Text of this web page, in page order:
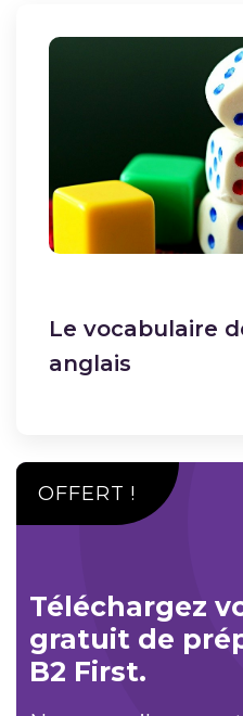
Le vocabulaire
anglais
OFFERT !
Téléchargez
gratuit de
B2 First.